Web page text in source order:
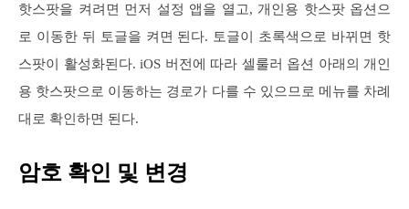
핫스팟을 켜려면 먼저 설정 앱을 열고, 개인용 핫스팟 옵션으
로 이동한 뒤 토글을 켜면 된다. 토글이 초록색으로 바뀌면 핫
스팟이 활성화된다. iOS 버전에 따라 셀룰러 옵션 아래의 개인
용 핫스팟으로 이동하는 경로가 다를 수 있으므로 메뉴를 차례
대로 확인하면 된다.
암호 확인 및 변경